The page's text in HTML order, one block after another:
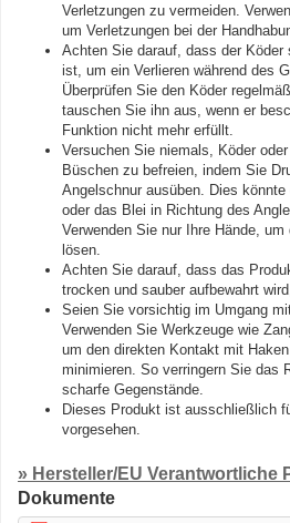
Verletzungen zu vermeiden.
um Verletzungen bei der
Achten Sie darauf, dass der
ist, um ein Verlieren während des
Überprüfen Sie den Köder
tauschen Sie ihn aus, wenn er
Funktion nicht mehr erfüllt.
Versuchen Sie niemals, Köder
Büschen zu befreien, indem Sie
Angelschnur ausüben. Dies
oder das Blei in Richtung des
Verwenden Sie nur Ihre Hände,
lösen.
Achten Sie darauf, dass das
trocken und sauber aufbewahrt
Seien Sie vorsichtig im Umgang
Verwenden Sie Werkzeuge wie
um den direkten Kontakt mit
minimieren. So verringern Sie das
scharfe Gegenstände.
Dieses Produkt ist ausschließlich
vorgesehen.
» Hersteller/EU Verantwortliche
Dokumente